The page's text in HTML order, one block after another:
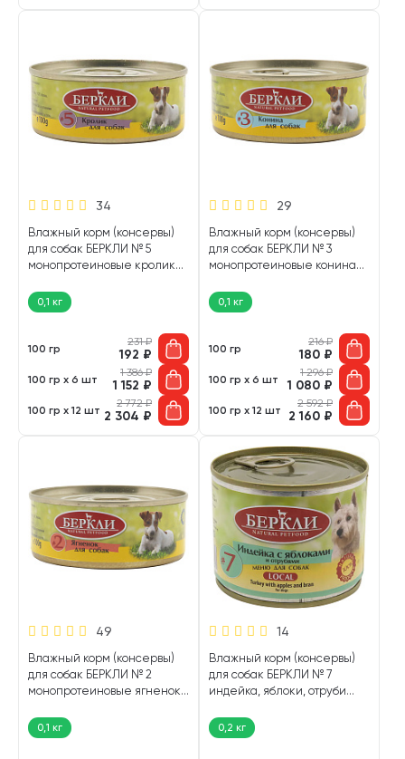
34
Влажный корм (консервы)
для собак БЕРКЛИ № 5
монопротеиновые кролик
0,1 кг
100 гр
231₽
192 ₽
100 гр х 6 шт
1 386₽
1 152 ₽
100 гр х 12 шт
2 772₽
2 304 ₽
29
Влажный корм (консервы)
для собак БЕРКЛИ № 3
монопротеиновые конина
0,1 кг
100 гр
216₽
180 ₽
100 гр х 6 шт
1 296₽
1 080 ₽
100 гр х 12 шт
2 592₽
2 160 ₽
49
Влажный корм (консервы)
для собак БЕРКЛИ № 2
монопротеиновые ягненок
0,1 кг
14
Влажный корм (консервы)
для собак БЕРКЛИ № 7
индейка, яблоки, отруби
0,2 кг